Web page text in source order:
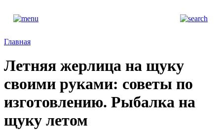
Главная
Летняя жерлица на щуку
своими руками: советы по
изготовлению. Рыбалка на
щуку летом